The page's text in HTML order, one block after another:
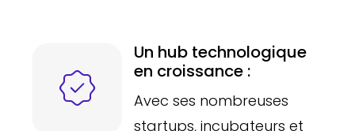
Un hub technologique
en croissance :
Avec ses nombreuses
startups, incubateurs et